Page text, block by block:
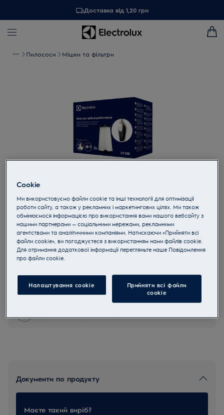
Доставка від 1,20 грн
Пилососи Мішки та фільтри
Торкніться, щоб збільшити
EF150
Фільтр для пилососів
5 (1)
Документи по продукту
Маєте такий виріб?
Cookie
Ми використовуємо файли cookie та інші технології для оптимізації
роботи сайту, а також у рекламних і маркетингових цілях. Ми також
обмінюємося інформацією про використання вами нашого вебсайту з
нашими партнерами — соціальними мережами, рекламними
агентствами та аналітичними компаніями. Натискаючи «Прийняти всі
файли cookie», ви погоджуєтеся з використанням нами файлів cookie.
Для отримання додаткової інформації перегляньте наше Пoвідомлення
прo файли cookie.
Налаштування cookie
Прийняти всі файли
сookie